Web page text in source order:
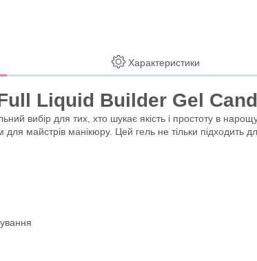
Характеристики
Liquid Builder Gel
для тих, хто шукає якість і простоту в
майстрів манікюру. Цей гель не тільки підходить